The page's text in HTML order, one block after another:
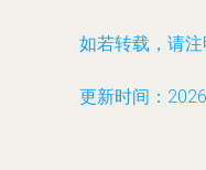
如若转载，请
更新时间：